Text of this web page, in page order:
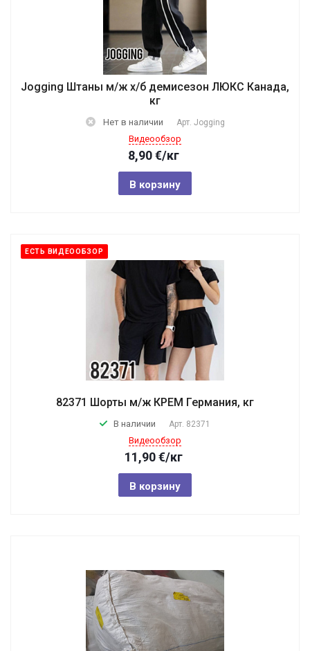
Jogging Штаны м/ж х/б демисезон ЛЮКС Канада,
кг
Нет в наличии Арт. Jogging
Видеообзор
8,90€/кг
В корзину
ЕСТЬ ВИДЕООБЗОР
82371 Шорты м/ж КРЕМ Германия, кг
В наличии Арт. 82371
Видеообзор
11,90€/кг
В корзину